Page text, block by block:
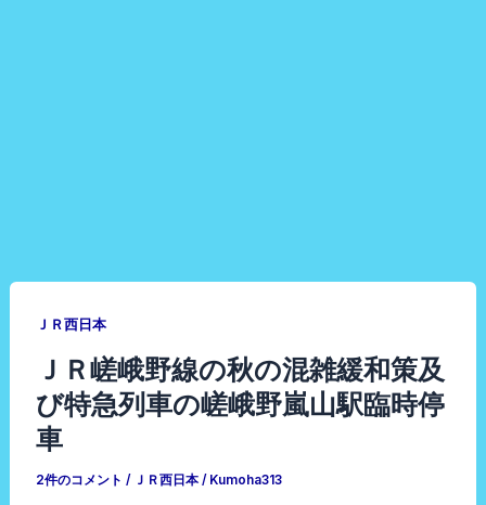
ＪＲ西日本
ＪＲ嵯峨野線の秋の混雑緩和策及
び特急列車の嵯峨野嵐山駅臨時停
車
2件のコメント / ＪＲ西日本 / Kumoha313